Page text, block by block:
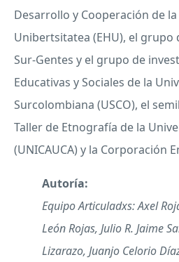
Desarrollo y Cooperación de
Unibertsitatea (EHU), el grupo
Sur-Gentes y el grupo de
Educativas y Sociales de la
Surcolombiana (USCO), el
Taller de Etnografía de la
(UNICAUCA) y la Corporación
Autoría:
Equipo Articuladxs: Axel
León Rojas, Julio R. Jaime
Lizarazo, Juanjo Celorio